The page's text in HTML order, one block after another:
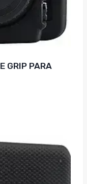
GRIP PARA